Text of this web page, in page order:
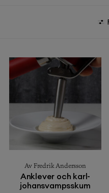
Av Fredrik Andersson
Anklever och karl-
johansvampsskum